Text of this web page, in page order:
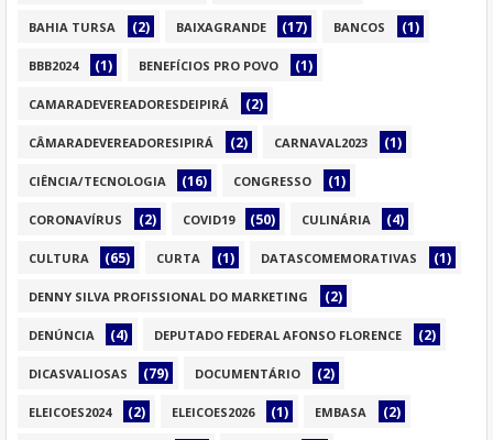
BAHIA TURSA (2) BAIXAGRANDE (17) BANCOS (1)
BBB2024 (1) BENEFÍCIOS PRO POVO (1)
CAMARADEVEREADORESDEIPIRÁ (2)
CÂMARADEVEREADORESIPIRÁ (2) CARNAVAL2023 (1)
CIÊNCIA/TECNOLOGIA (16) CONGRESSO (1)
CORONAVÍRUS (2) COVID19 (50) CULINÁRIA (4)
CULTURA (65) CURTA (1) DATASCOMEMORATIVAS (1)
DENNY SILVA PROFISSIONAL DO MARKETING (2)
DENÚNCIA (4) DEPUTADO FEDERAL AFONSO FLORENCE (2)
DICASVALIOSAS (79) DOCUMENTÁRIO (2)
ELEICOES2024 (2) ELEICOES2026 (1) EMBASA (2)